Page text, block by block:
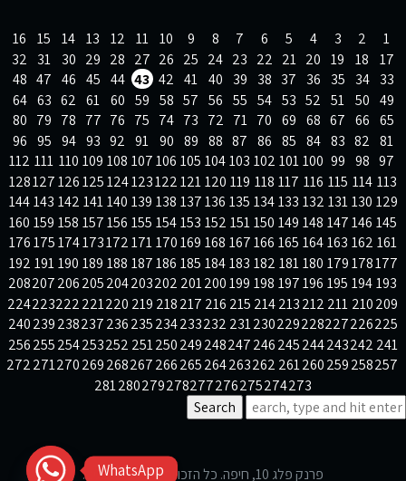
צרו
קשר
1
2
3
4
5
6
7
8
9
10
11
12
13
14
15
16
17
18
19
20
21
22
23
24
25
26
27
28
29
30
31
32
33
34
35
36
37
38
39
40
41
42
43
44
45
46
47
48
49
50
51
52
53
54
55
56
57
58
59
60
61
62
63
64
65
66
67
68
69
70
71
72
73
74
75
76
77
78
79
80
81
82
83
84
85
86
87
88
89
90
91
92
93
94
95
96
97
98
99
100
101
102
103
104
105
106
107
108
109
110
111
112
113
114
115
116
117
118
119
120
121
122
123
124
125
126
127
128
129
130
131
132
133
134
135
136
137
138
139
140
141
142
143
144
145
146
147
148
149
150
151
152
153
154
155
156
157
158
159
160
161
162
163
164
165
166
167
168
169
170
171
172
173
174
175
176
177
178
179
180
181
182
183
184
185
186
187
188
189
190
191
192
193
194
195
196
197
198
199
200
201
202
203
204
205
206
207
208
209
210
211
212
213
214
215
216
217
218
219
220
221
222
223
224
225
226
227
228
229
230
231
232
233
234
235
236
237
238
239
240
241
242
243
244
245
246
247
248
249
250
251
252
253
254
255
256
257
258
259
260
261
262
263
264
265
266
267
268
269
270
271
272
273
274
275
276
277
278
279
280
281
Search
פרנק פלג 10, חיפה. כל הזכויות שמורות, 2026.
WhatsApp